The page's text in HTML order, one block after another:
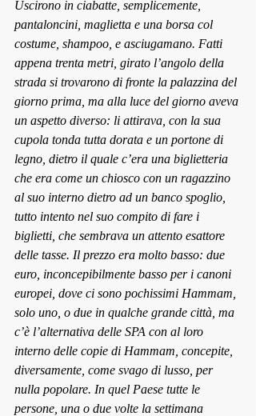
Uscirono in ciabatte, semplicemente,
pantaloncini, maglietta e una borsa col
costume, shampoo, e asciugamano. Fatti
appena trenta metri, girato l’angolo della
strada si trovarono di fronte la palazzina del
giorno prima, ma alla luce del giorno aveva
un aspetto diverso: li attirava, con la sua
cupola tonda tutta dorata e un portone di
legno, dietro il quale c’era una biglietteria
che era come un chiosco con un ragazzino
al suo interno dietro ad un banco spoglio,
tutto intento nel suo compito di fare i
biglietti, che sembrava un attento esattore
delle tasse. Il prezzo era molto basso: due
euro, inconcepibilmente basso per i canoni
europei, dove ci sono pochissimi Hammam,
solo uno, o due in qualche grande città, ma
c’è l’alternativa delle SPA con al loro
interno delle copie di Hammam, concepite,
diversamente, come svago di lusso, per
nulla popolare. In quel Paese tutte le
persone, una o due volte la settimana